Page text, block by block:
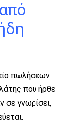
πωλήσεων
που ήρθε
σε γνωρίσει,